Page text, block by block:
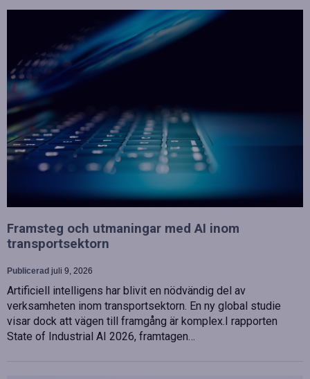
Framsteg och utmaningar med AI inom
transportsektorn
Publicerad juli 9, 2026
Artificiell intelligens har blivit en nödvändig del av
verksamheten inom transportsektorn. En ny global studie
visar dock att vägen till framgång är komplex.I rapporten
State of Industrial AI 2026, framtagen…